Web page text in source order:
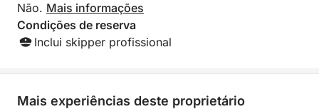
Não. Mais informações
Condições de reserva
Inclui skipper profissional
Mais experiências deste proprietário